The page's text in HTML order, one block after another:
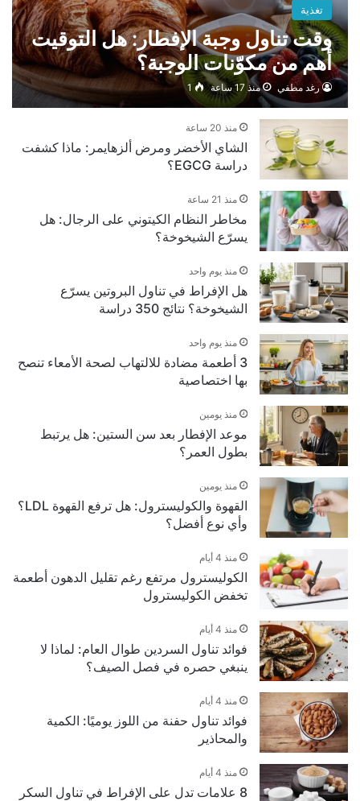
تغذية
وقت تناول وجبة الإفطار: هل التوقيت
أهم من مكوّنات الوجبة؟
رغد مطفي منذ 17 ساعة 1
منذ 20 ساعة
الشاي الأخضر ومرض ألزهايمر: ماذا كشفت
دراسة EGCG؟
منذ 21 ساعة
مخاطر النظام الكيتوني على الرجال: هل
يسرّع الشيخوخة؟
منذ يوم واحد
هل الإفراط في تناول البروتين يسرّع
الشيخوخة؟ نتائج 350 دراسة
منذ يوم واحد
3 أطعمة مضادة للالتهاب لصحة الأمعاء تنصح
بها اختصاصية
منذ يومين
موعد الإفطار بعد سن الستين: هل يرتبط
بطول العمر؟
منذ يومين
القهوة والكوليسترول: هل ترفع القهوة LDL؟
وأي نوع أفضل؟
منذ 4 أيام
الكوليسترول مرتفع رغم تقليل الدهون أطعمة
تخفض الكوليسترول
منذ 4 أيام
فوائد تناول السردين طوال العام: لماذا لا
ينبغي حصره في فصل الصيف؟
منذ 4 أيام
فوائد تناول حفنة من اللوز يوميًا: الكمية
والمحاذير
منذ 4 أيام
8 علامات تدل على الإفراط في تناول السكر